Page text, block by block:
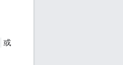
或